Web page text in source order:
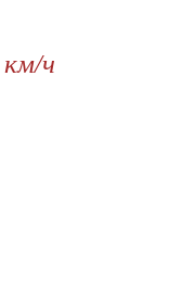
км/ч